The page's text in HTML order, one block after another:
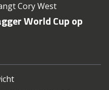
Cory West
World Cup op